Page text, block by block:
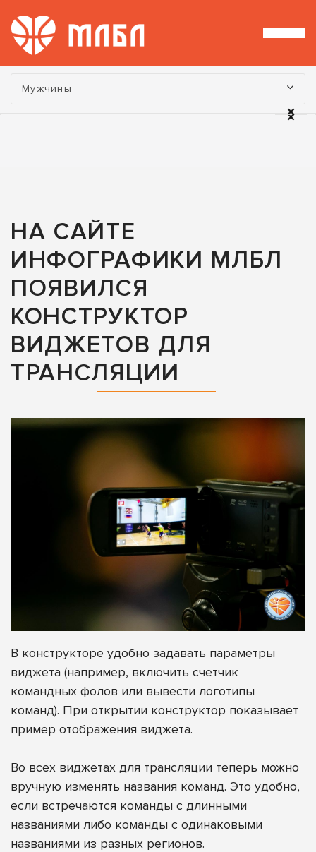
Турнир:
Мужчины
НА САЙТЕ
ИНФОГРАФИКИ МЛБЛ
ПОЯВИЛСЯ
КОНСТРУКТОР
ВИДЖЕТОВ ДЛЯ
ТРАНСЛЯЦИИ
В конструкторе удобно задавать параметры
виджета (например, включить счетчик
командных фолов или вывести логотипы
команд). При открытии конструктор показывает
пример отображения виджета.
Во всех виджетах для трансляции теперь можно
вручную изменять названия команд. Это удобно,
если встречаются команды с длинными
названиями либо команды с одинаковыми
названиями из разных регионов.